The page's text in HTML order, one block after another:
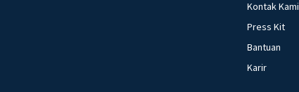
Kontak Kami
Press Kit
Bantuan
Karir